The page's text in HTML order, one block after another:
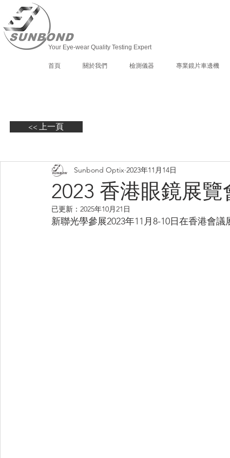
Your Eye-wear Quality Testing Expert
首頁 關於我們 檢測儀器 專業鏡片車邊機
2023 香港眼鏡展覽
Sunbond Optix 2023年11月14日
已更新： 2025年10月21日
新聯光學參展2023年11月8-10日在香港會
<< 上一頁